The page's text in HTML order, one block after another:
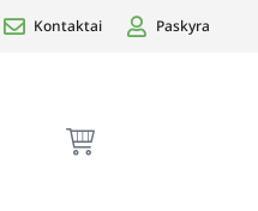
Kontaktai Paskyra